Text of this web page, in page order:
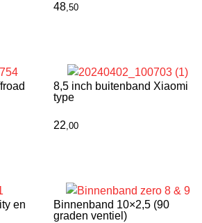
48,50
8,5 inch buitenband Xiaomi
type
22,00
en
Binnenband 10×2,5 (90
graden ventiel)